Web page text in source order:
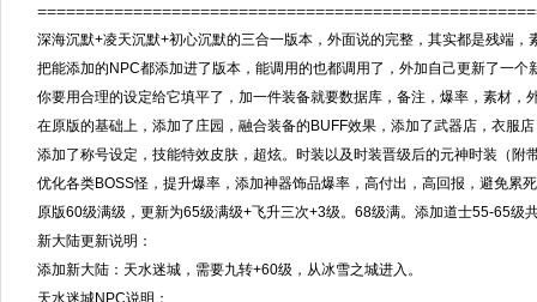
深海沉默+凌天沉默+初心沉默的三合一版本，外面说的完整，其实都是残端
把能添加的NPC都添加进了版本，能调用的也都调用了，外加自己更新了一
你要用合理的设定给它填平了，加一件装备就要数据库，备注，爆率，素材，
在原版的基础上，添加了庄园，融合装备的BUFF效果，添加了武器店，衣服
添加了称号设定，技能特效皮肤，超炫。时装以及时装晋级后的元神时装（
优化各类BOSS怪，提升爆率，添加神器饰品爆率，高付出，高回报，避免累
原版60级满级，更新为65级满级+飞升三次+3级。68级满。添加道士55-65级
新大陆更新说明：
添加新大陆：天水迷城，需要九转+60级，从冰雪之城进入。
天水迷城NPC说明：